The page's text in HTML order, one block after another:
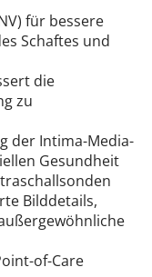
für bessere
Schaftes und
die
zu
der Intima-Media-
Gesundheit
Bilddetails,
of-Care